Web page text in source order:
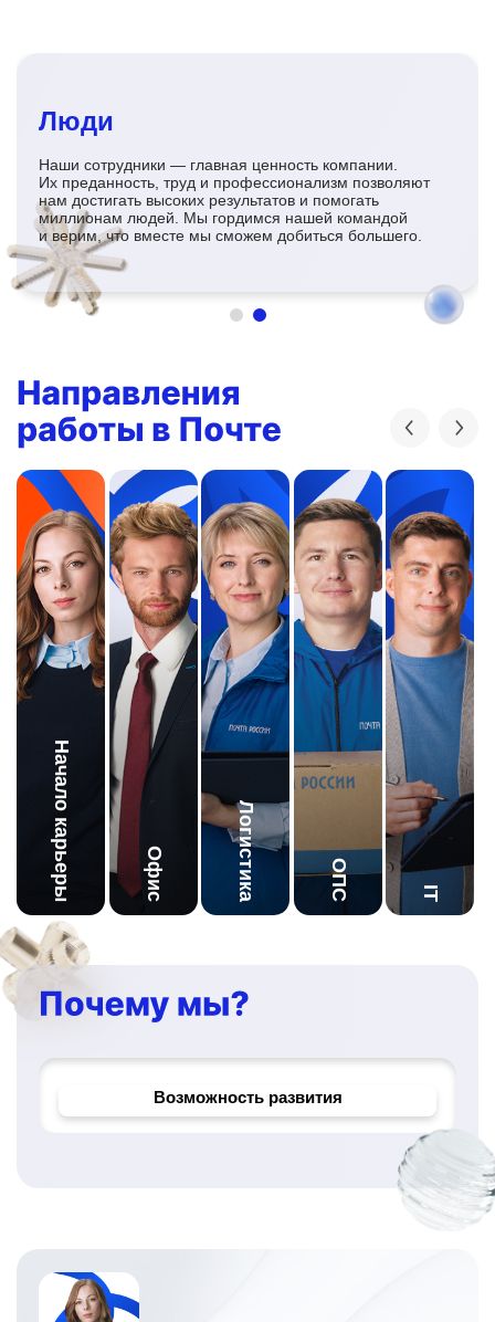
Люди
Наши сотрудники — главная ценность компании.
Их преданность, труд и профессионализм позволяют
нам достигать высоких результатов и помогать
миллионам людей. Мы гордимся нашей командой
и верим, что вместе мы сможем добиться большего.
Начало карьеры Офис Логистика ОПС IT
Надёжный работодатель
Возможность развития
Социально значимая работа